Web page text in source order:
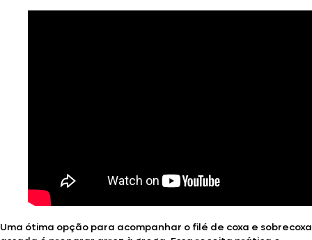
Uma ótima opção para acompanhar o filé de coxa e sobrecoxa